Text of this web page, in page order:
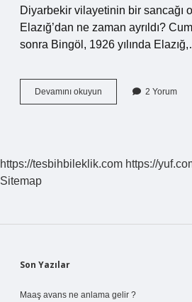
Diyarbekir vilayetinin bir sancağı
Elazığ’dan ne zaman ayrıldı?
sonra Bingöl, 1926 yılında
Devamını okuyun
Hangi
2 Yorum
https://tesbihbileklik.com https://
Sitemap
Sidebar
Son Yazılar
Maaş avans ne anlama gelir ?